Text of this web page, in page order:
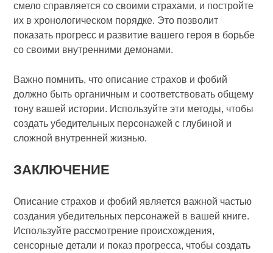
смело справляется со своими страхами, и постройте
их в хронологическом порядке. Это позволит
показать прогресс и развитие вашего героя в борьбе
со своими внутренними демонами.
Важно помнить, что описание страхов и фобий
должно быть органичным и соответствовать общему
тону вашей истории. Используйте эти методы, чтобы
создать убедительных персонажей с глубиной и
сложной внутренней жизнью.
ЗАКЛЮЧЕНИЕ
Описание страхов и фобий является важной частью
создания убедительных персонажей в вашей книге.
Используйте рассмотрение происхождения,
сенсорные детали и показ прогресса, чтобы создать